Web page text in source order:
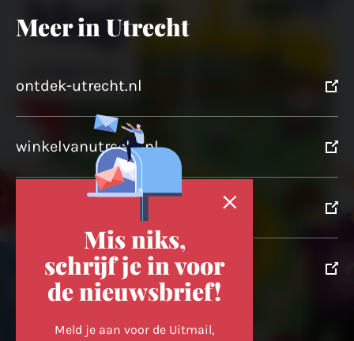
Meer in Utrecht
ontdek-utrecht.nl
winkelvanutrecht.nl
utrechtpartners.nl
Volg ons op
Mis niks,
schrijf je in voor
de nieuwsbrief!
Meld je aan voor de Uitmail,